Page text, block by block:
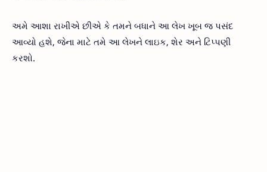
અમે આશા રાખીએ છીએ કે તમને બધાને આ લેખ ખૂબ જ પસંદ
આવ્યો હશે, જેના માટે તમે આ લેખને લાઇક, શેર અને ટિપ્પણી
કરશો.